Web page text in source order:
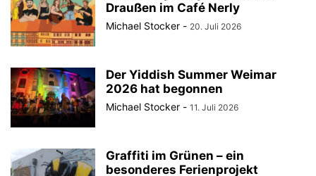
Draußen im Café Nerly
Michael Stocker - 20. Juli 2026
Der Yiddish Summer Weimar
2026 hat begonnen
Michael Stocker - 11. Juli 2026
Graffiti im Grünen – ein
besonderes Ferienprojekt